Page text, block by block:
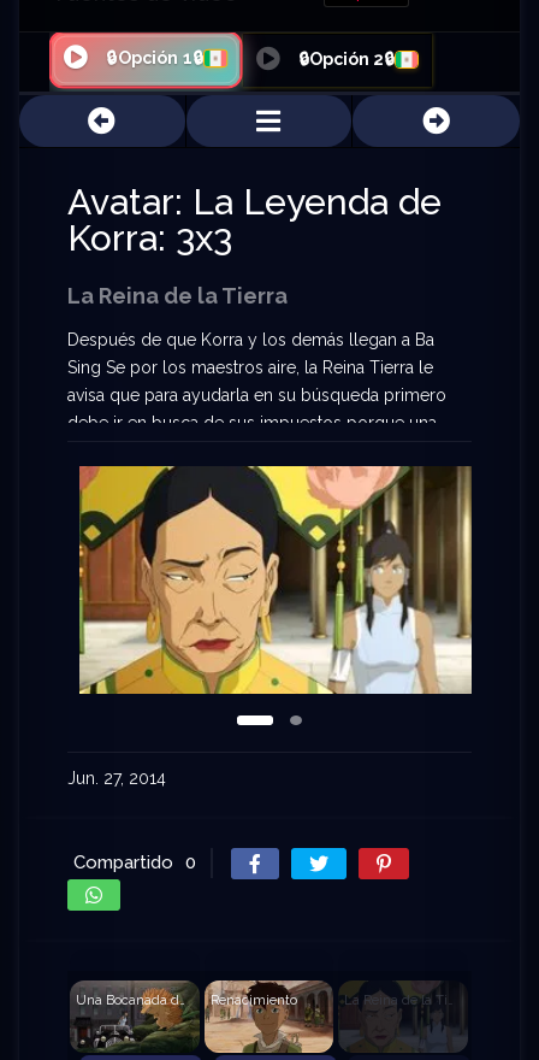
🔒Opción 1🔒 🔒Opción 2🔒
Avatar: La Leyenda de
Korra: 3x3
La Reina de la Tierra
Después de que Korra y los demás llegan a Ba
Sing Se por los maestros aire, la Reina Tierra le
avisa que para ayudarla en su búsqueda primero
debe ir en busca de sus impuestos porque una
que Korra llega con los impuestos, la Reina le
dice que no hay ni un solo Maestro Aire en la
ciudad, lo que hace que Korra se enoje. Mientras
Mako y Bolin se quedaron atrapados en el sector
bajo durante una persecución con Kai, donde
descubren a la familia de parte de su padre. Kai se
aprovecha de su Aire Control para engañar a
gente rica y robarles sus pertenencias, pero
termina siendo capturado por los Dai Li.
Jun. 27, 2014
Compartido 0
Una Bocanada de Aire Fresco Renacimiento